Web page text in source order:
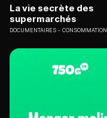
La vie secrète des
supermarchés
DOCUMENTAIRES CONSOMMATION